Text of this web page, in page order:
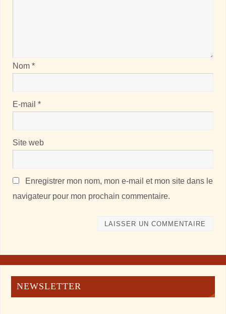
Nom*
E-mail*
Site web
Enregistrer mon nom, mon e-mail et mon site dans le
navigateur pour mon prochain commentaire.
NEWSLETTER